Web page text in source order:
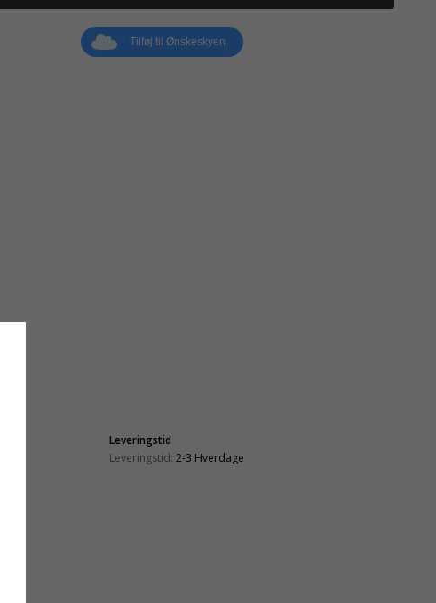
Tilføj til Ønskeskyen
Leveringstid
Leveringstid: 2-3 Hverdage